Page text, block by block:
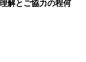
解とご協力の程何